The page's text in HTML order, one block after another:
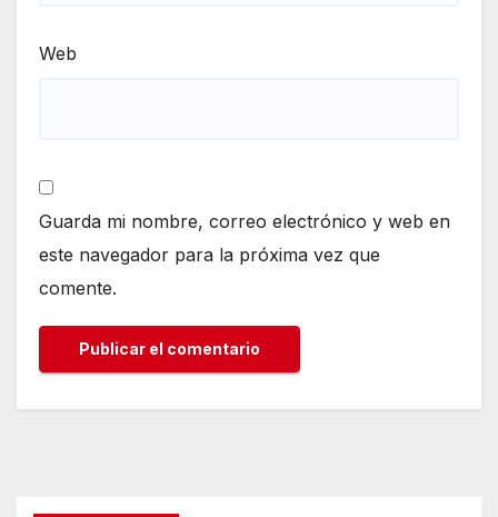
Web
Guarda mi nombre, correo electrónico y web en
este navegador para la próxima vez que
comente.